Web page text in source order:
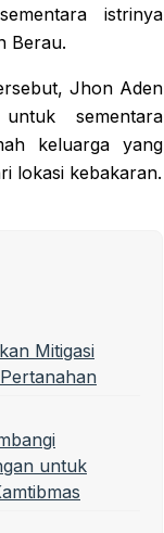
istrinya
Berau.
Jhon Aden
sementara
keluarga yang
lokasi kebakaran.
Mitigasi
untuk